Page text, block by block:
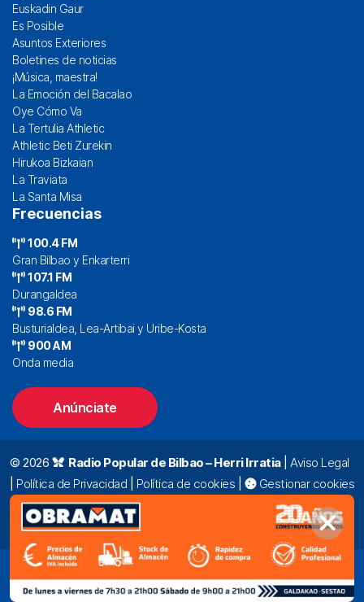
Euskadin Gaur
Es Posible
Asuntos Exteriores
Boletines de noticias
¡Música, maestra!
La Emoción del Bacalao
Oye Cómo Va
La Tertulia Athletic
Athletic Beti Zurekin
Hirukoa Bizkaian
La Traviata
La Santa Misa
Frecuencias
100.4 FM
Gran Bilbao y Enkarterri
107.1 FM
Durangaldea
98.6 FM
Busturialdea, Lea-Artibai y Uribe-Kosta
900 AM
Onda media
Anúnciate
© 2026 Radio Popular de Bilbao – Herri Irratia| Aviso Legal
Política de Privacidad Política de cookies
Gestionar cookies
Alda. Mazarredo, 47 – 7º 48009 Bilbao |
94 423 92 00
|
oyentes@radiopopular.com